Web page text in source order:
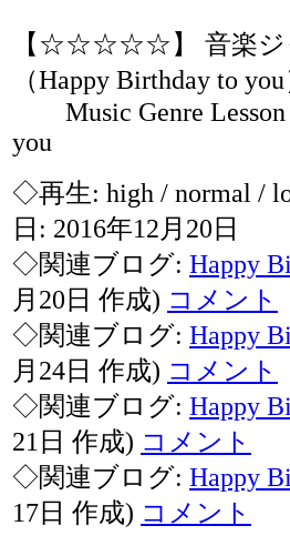
【☆☆☆☆☆】 音楽ジ
（Happy Birthday to you
Music Genre Lesson
you
◇再生: high / normal /
日: 2016年12月20日
◇関連ブログ: Happy
月20日 作成) コメント
◇関連ブログ: Happy
月24日 作成) コメント
◇関連ブログ: Happy
21日 作成) コメント
◇関連ブログ: Happy
17日 作成) コメント